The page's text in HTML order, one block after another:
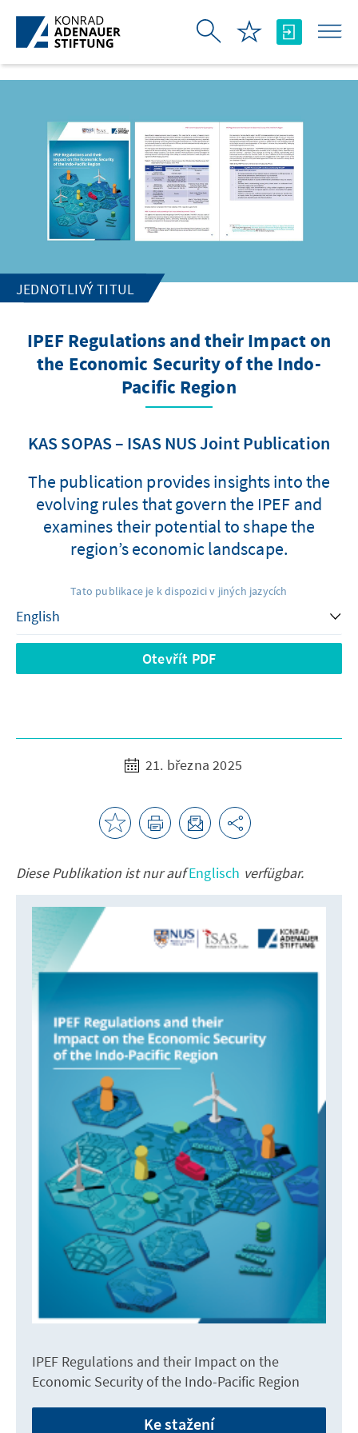
Skip to Main Content
JEDNOTLIVÝ TITUL
IPEF Regulations and their Impact on
the Economic Security of the Indo-
Pacific Region
KAS SOPAS – ISAS NUS Joint Publication
The publication provides insights into the
evolving rules that govern the IPEF and
examines their potential to shape the
region’s economic landscape.
Tato publikace je k dispozici v jiných jazycích
Otevřít PDF
21. března 2025
Diese Publikation ist nur aufEnglisch verfügbar.
IPEF Regulations and their Impact on the
Economic Security of the Indo-Pacific Region
Ke stažení